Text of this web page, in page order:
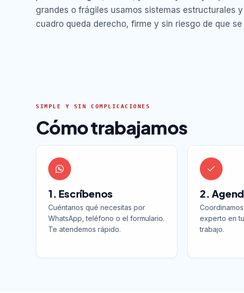
grandes o frágiles usamos sistemas estructurales
cuadro queda derecho, firme y sin riesgo de que
SIMPLE Y SIN COMPLICACIONES
Cómo trabajamos
1. Escríbenos
Cuéntanos qué necesitas por
WhatsApp, teléfono o el formulario.
Te atendemos rápido.
2.
experto en
trabajo.